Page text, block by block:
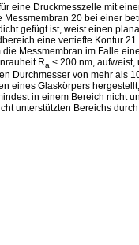
eine Druckmesszelle mit
20 bei einer
gefügt ist, weist einen
eine vertiefte Kontur
Messmembran im Falle
Ra < 200 nm,
Durchmesser von mehr als
eines Glaskörpers
in einem Bereich nicht
unterstützten Bereichs